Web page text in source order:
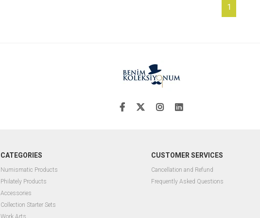
1
CATEGORIES
Numismatic Products
Philately Products
Accessories
Collection Starter Sets
Work Arts
CUSTOMER SERVICES
Cancellation and Refund
Frequently Asked Questions